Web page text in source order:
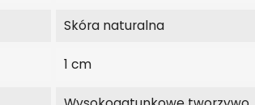
Skóra naturalna
1 cm